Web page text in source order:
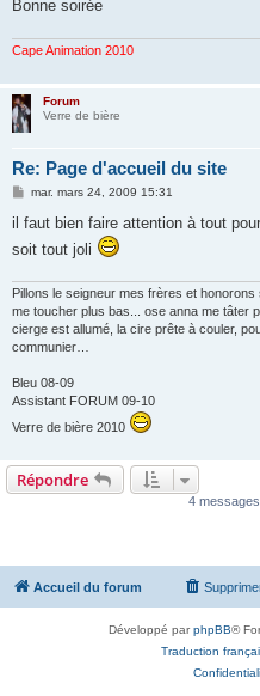
Bonne soirée
Cape Animation 2010
Forum
Verre de bière
Re: Page d'accueil du site
M
s
a
mar. mars 24, 2009 15:31
il faut bien faire attention à tout
soit tout joli
Pillons le seigneur mes frères et
me toucher plus bas... ose anna me tâter
cierge est allumé, la cire prête à couler,
communier…
Bleu 08-09
Assistant FORUM 09-10
Verre de bière 2010
Répondre
4
Accueil du forum
Développé parphpBB®
Traduction